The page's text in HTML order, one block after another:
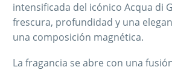
intensificada del icónico Acqua di
frescura, profundidad y una
una composición magnética.
La fragancia se abre con una